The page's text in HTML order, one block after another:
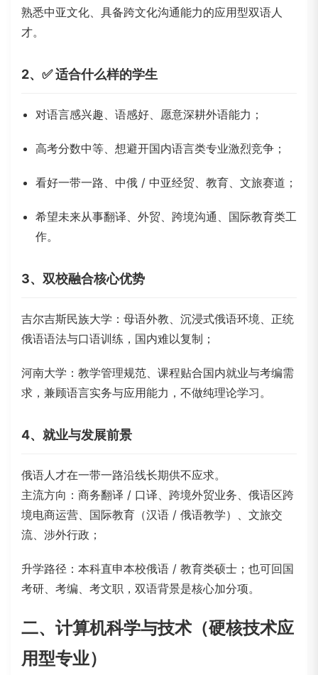
熟悉中亚文化、具备跨文化沟通能力的应用型双语人
才。
2、✅ 适合什么样的学生
对语言感兴趣、语感好、愿意深耕外语能力；
高考分数中等、想避开国内语言类专业激烈竞争；
看好一带一路、中俄 / 中亚经贸、教育、文旅赛道；
希望未来从事翻译、外贸、跨境沟通、国际教育类工
作。
3、双校融合核心优势
吉尔吉斯民族大学：母语外教、沉浸式俄语环境、正统
俄语语法与口语训练，国内难以复制；
河南大学：教学管理规范、课程贴合国内就业与考编需
求，兼顾语言实务与应用能力，不做纯理论学习。
4、就业与发展前景
俄语人才在一带一路沿线长期供不应求。
主流方向：商务翻译 / 口译、跨境外贸业务、俄语区跨
境电商运营、国际教育（汉语 / 俄语教学）、文旅交
流、涉外行政；
升学路径：本科直申本校俄语 / 教育类硕士；也可回国
考研、考编、考文职，双语背景是核心加分项。
二、计算机科学与技术（硬核技术应
用型专业）